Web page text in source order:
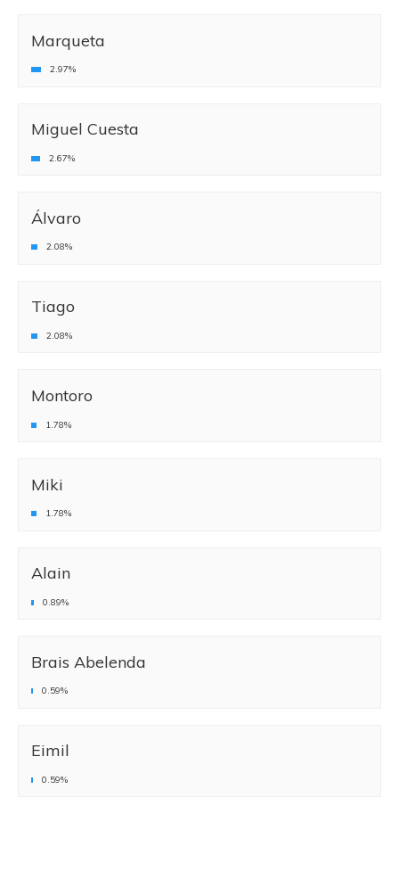
Marqueta
2.97%
Miguel Cuesta
2.67%
Álvaro
2.08%
Tiago
2.08%
Montoro
1.78%
Miki
1.78%
Alain
0.89%
Brais Abelenda
0.59%
Eimil
0.59%